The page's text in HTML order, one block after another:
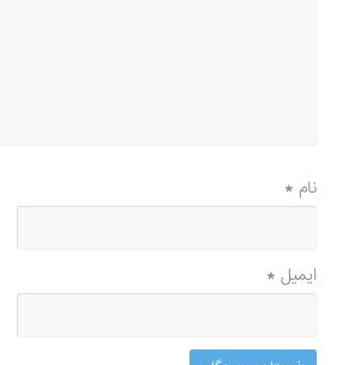
نام*
ایمیل*